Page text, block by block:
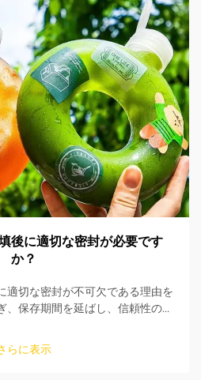
後に適切な密封が必要です
か？
適切な密封が不可欠である理由を
、保存期間を延ばし、信頼性の高
くご覧ください。
らに表示